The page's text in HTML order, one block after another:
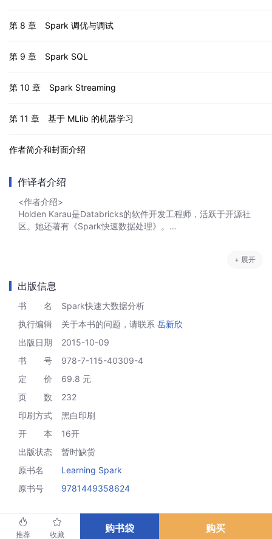
第 8 章　Spark 调优与调试
第 9 章　Spark SQL
第 10 章　Spark Streaming
第 11 章　基于 MLlib 的机器学习
作者简介和封面介绍
作译者介绍
<作者介绍>
Holden Karau是Databricks的软件开发工程师，活跃于开源社
区。她还著有《Spark快速数据处理》。
Patrick Wendell是Databricks联合创始人，也是Apache Spark
Matei Zaharia是Databricks的CTO，同时也是Apache Spark项
+ 展开
出版信息
书 名
Spark快速大数据分析
执行编辑
关于本书的问题，请联系 岳新欣
出版日期
2015-10-09
书 号
978-7-115-40309-4
定 价
69.8 元
页 数
232
印刷方式
黑白印刷
开 本
16开
出版状态
暂时缺货
原书名
Learning Spark
原书号
9781449358624
推荐 收藏
购书袋 购买